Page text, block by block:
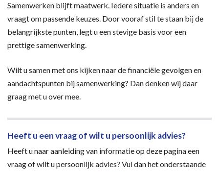
Samenwerken blijft maatwerk. Iedere situatie is anders en
vraagt om passende keuzes. Door vooraf stil te staan bij de
belangrijkste punten, legt u een stevige basis voor een
prettige samenwerking.
Wilt u samen met ons kijken naar de financiële gevolgen en
aandachtspunten bij samenwerking? Dan denken wij daar
graag met u over mee.
Heeft u een vraag of wilt u persoonlijk advies?
Heeft u naar aanleiding van informatie op deze pagina een
vraag of wilt u persoonlijk advies? Vul dan het onderstaande